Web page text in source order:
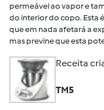
permeável ao vapor e
do interior do copo. Esta
que em nada afetará a
mas previne que esta
Receita
TM5